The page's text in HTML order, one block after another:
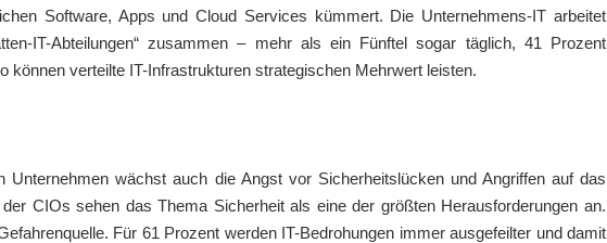
Software, Apps und Cloud Services kümmert. Die Unternehmens-IT arbeitet
IT-Abteilungen“ zusammen – mehr als ein Fünftel sogar täglich, 41 Prozent
können verteilte IT-Infrastrukturen strategischen Mehrwert leisten.
Unternehmen wächst auch die Angst vor Sicherheitslücken und Angriffen auf das
CIOs sehen das Thema Sicherheit als eine der größten Herausforderungen an.
Für 61 Prozent werden IT-Bedrohungen immer ausgefeilter und damit